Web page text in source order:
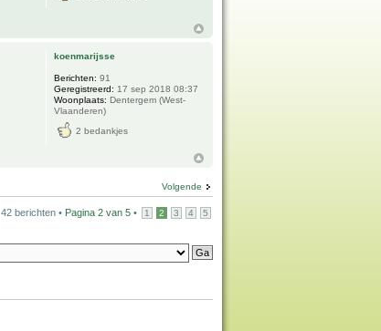
koenmarijsse
Berichten: 91
Geregistreerd: 17 sep 2018 08:37
Woonplaats: Dentergem (West-
Vlaanderen)
2 bedankjes
Volgende
42 berichten • Pagina 2 van 5 • 1 2 3 4 5